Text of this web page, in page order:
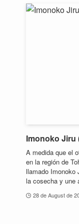
Imonoko Jiru
A medida que el
en la región de
llamado Imonoko
la cosecha y une
28 de August de